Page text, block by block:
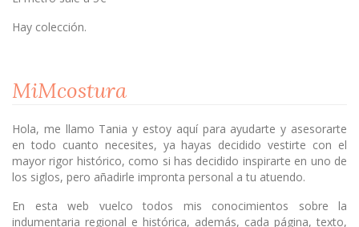
Hay colección.
MiMcostura
Hola, me llamo Tania y estoy aquí para ayudarte y asesorarte
en todo cuanto necesites, ya hayas decidido vestirte con el
mayor rigor histórico, como si has decidido inspirarte en uno de
los siglos, pero añadirle impronta personal a tu atuendo.
En esta web vuelco todos mis conocimientos sobre la
indumentaria regional e histórica, además, cada página, texto,